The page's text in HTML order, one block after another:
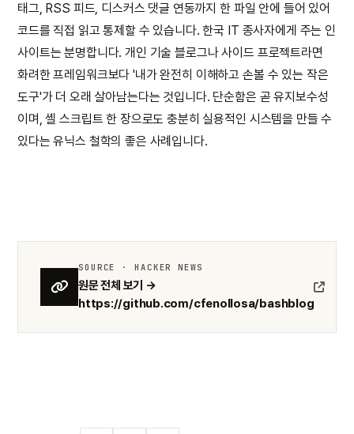
태그, RSS 피드, 디스커스 댓글 연동까지 한 파일 안에 들어 있어
코드를 직접 읽고 통제할 수 있습니다. 한국 IT 종사자에게 주는 인
사이트는 분명합니다. 개인 기술 블로그나 사이드 프로젝트라면
화려한 프레임워크보다 '내가 완전히 이해하고 손볼 수 있는 작은
도구'가 더 오래 살아남는다는 것입니다. 단순함은 곧 유지보수성
이며, 셸 스크립트 한 장으로도 충분히 실용적인 시스템을 만들 수
있다는 유닉스 철학의 좋은 사례입니다.
SOURCE · HACKER NEWS
원문 전체 보기 →
https://github.com/cfenollosa/bashblog